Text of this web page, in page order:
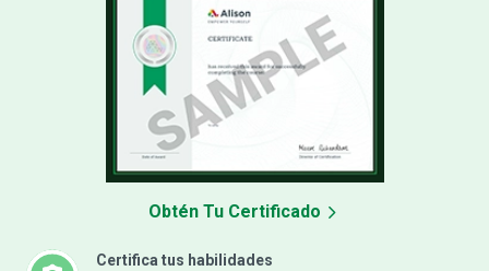
Certifica tus habilidades
Obtén Tu Certificado